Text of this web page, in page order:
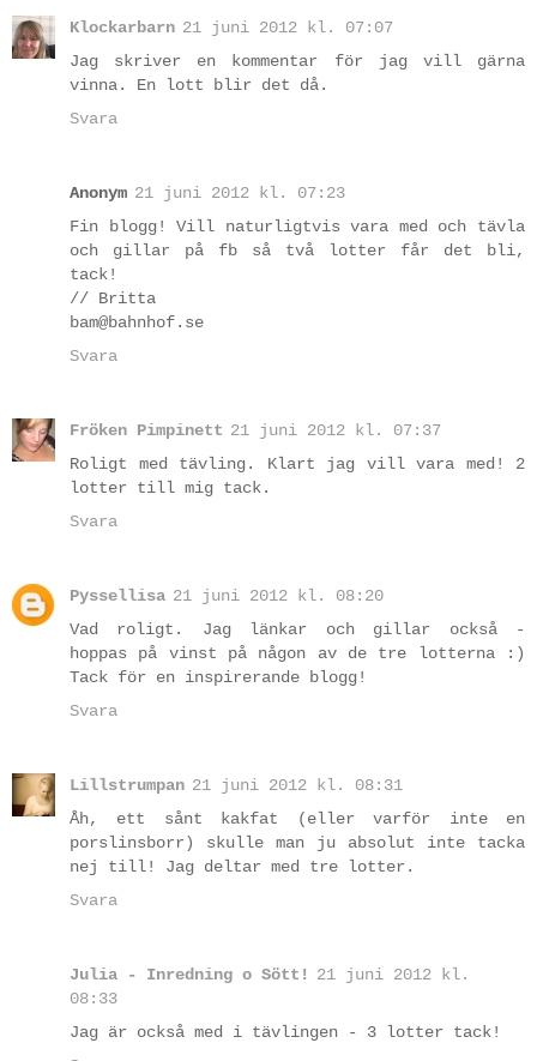
Klockarbarn 21 juni 2012 kl. 07:07
Jag skriver en kommentar för jag vill gärna
vinna. En lott blir det då.
Svara
Anonym 21 juni 2012 kl. 07:23
Fin blogg! Vill naturligtvis vara med och tävla
och gillar på fb så två lotter får det bli,
tack!
// Britta
bam@bahnhof.se
Svara
Fröken Pimpinett 21 juni 2012 kl. 07:37
Roligt med tävling. Klart jag vill vara med! 2
lotter till mig tack.
Svara
Pyssellisa 21 juni 2012 kl. 08:20
Vad roligt. Jag länkar och gillar också -
hoppas på vinst på någon av de tre lotterna :)
Tack för en inspirerande blogg!
Svara
Lillstrumpan 21 juni 2012 kl. 08:31
Åh, ett sånt kakfat (eller varför inte en
porslinsborr) skulle man ju absolut inte tacka
nej till! Jag deltar med tre lotter.
Svara
Julia - Inredning o Sött!
21 juni 2012 kl.
08:33
Jag är också med i tävlingen - 3 lotter tack!